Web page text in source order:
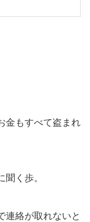
金もすべて盗まれ
聞く歩。
連絡が取れないと